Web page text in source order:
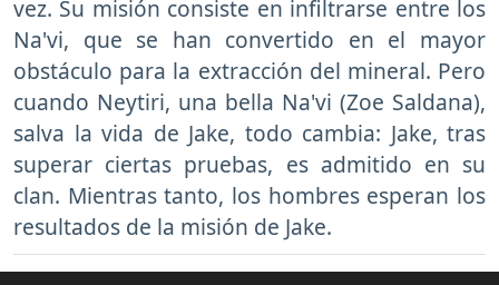
vez. Su misión consiste en infiltrarse entre los
Na'vi, que se han convertido en el mayor
obstáculo para la extracción del mineral. Pero
cuando Neytiri, una bella Na'vi (Zoe Saldana),
salva la vida de Jake, todo cambia: Jake, tras
superar ciertas pruebas, es admitido en su
clan. Mientras tanto, los hombres esperan los
resultados de la misión de Jake.